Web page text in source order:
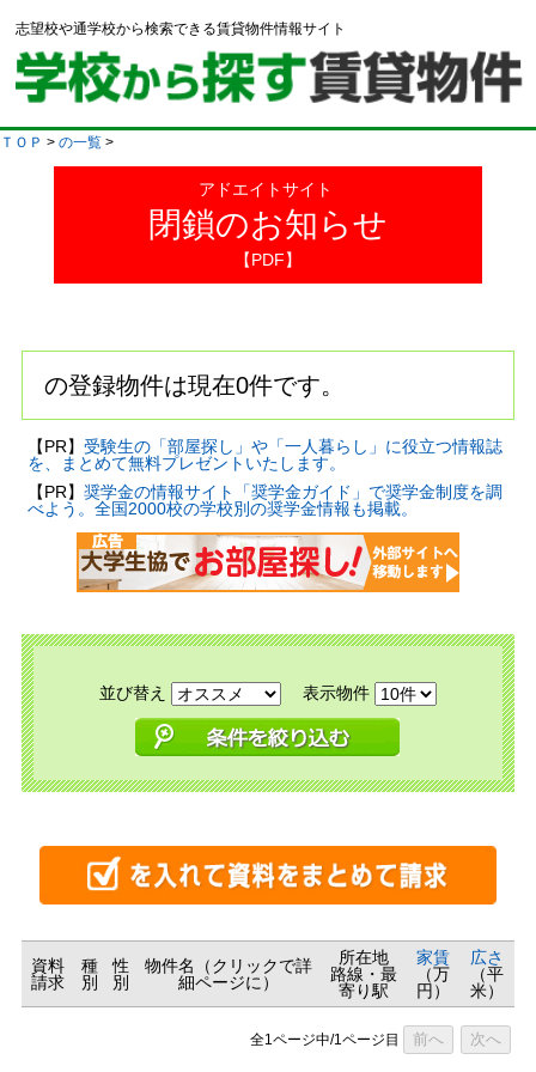
志望校や通学校から検索できる賃貸物件情報サイト
ＴＯＰ > の一覧 >
アドエイトサイト
閉鎖のお知らせ
【PDF】
の登録物件は現在0件です。
【PR】 受験生の「部屋探し」や「一人暮らし」に役立つ情報誌
を、まとめて無料プレゼントいたします。
【PR】 奨学金の情報サイト「奨学金ガイド」で奨学金制度を調
べよう。全国2000校の学校別の奨学金情報も掲載。
並び替え 表示物件
資料
請求
種
別
性
別
物件名（クリックで詳
細ページに）
所在地
路線・最
寄り駅
家賃
（万
円）
広さ
（平
米）
全1ページ中/1ページ目 前へ 次へ